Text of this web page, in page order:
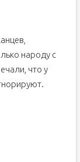
народу с
что у